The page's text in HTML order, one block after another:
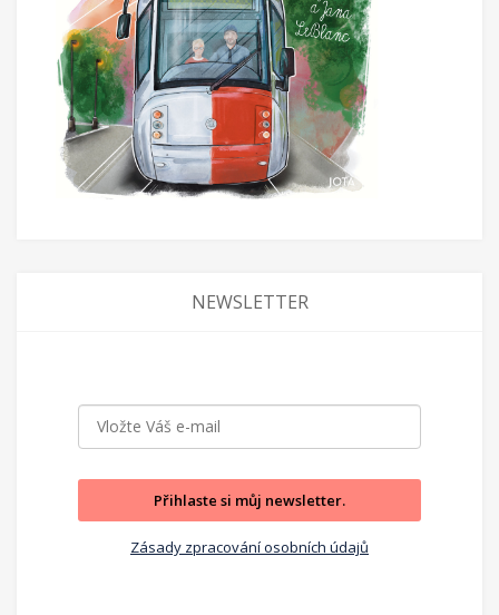
NEWSLETTER
Přihlaste si můj newsletter.
Zásady zpracování osobních údajů